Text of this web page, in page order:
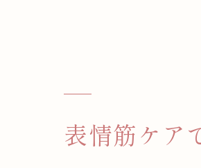
表情筋ケア